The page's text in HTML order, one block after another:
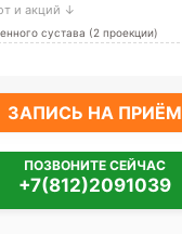
и акций ↓
сустава (2 проекции)
ЗАПИСЬ НА ПРИЁМ
ПОЗВОНИТЕ СЕЙЧАС
+7(812)2091039